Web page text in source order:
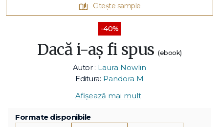
Citește sample
-40%
Dacă i-aș fi spus(ebook)
Autor : Laura Nowlin
Editura: Pandora M
Afișează mai mult
Formate disponibile